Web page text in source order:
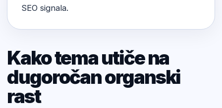
SEO signala.
Kako tema utiče na
dugoročan organski
rast